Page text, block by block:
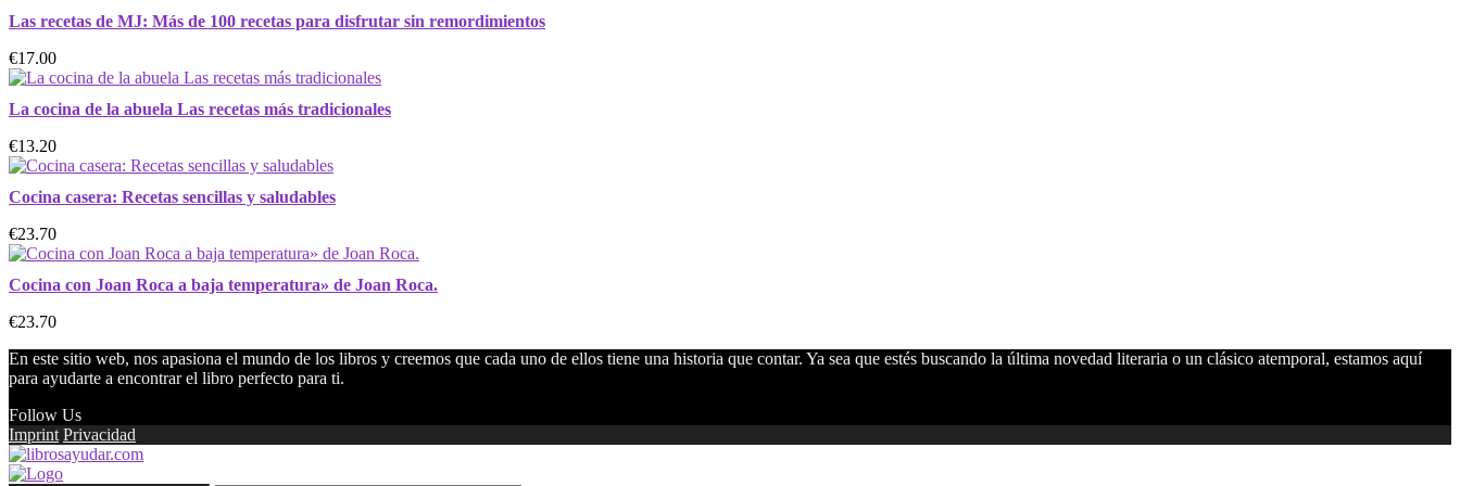
Las recetas de MJ: Más de 100 recetas para disfrutar sin remordimientos
€17.00
La cocina de la abuela Las recetas más tradicionales
€13.20
Cocina casera: Recetas sencillas y saludables
€23.70
Cocina con Joan Roca a baja temperatura» de Joan Roca.
€23.70
En este sitio web, nos apasiona el mundo de los libros y creemos que cada uno de ellos tiene una historia que contar. Ya sea que estés buscando la última novedad literaria o un clásico atemporal, estamos aquí
para ayudarte a encontrar el libro perfecto para ti.
Follow Us
Imprint Privacidad